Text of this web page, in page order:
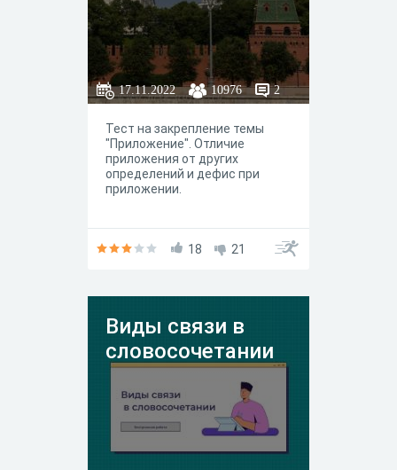
17.11.2022 10976 2
Тест на закрепление темы
"Приложение". Отличие
приложения от других
определений и дефис при
приложении.
18 21
Виды связи в
словосочетании